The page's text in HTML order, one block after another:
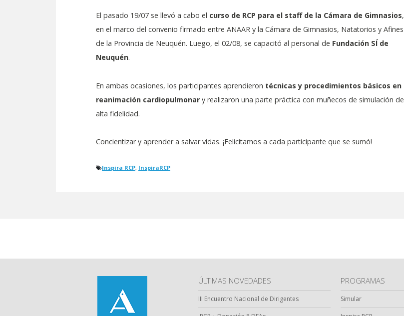
El pasado 19/07 se llevó a cabo el curso de RCP para el staff de la Cámara de Gimnasios,
en el marco del convenio firmado entre ANAAR y la Cámara de Gimnasios, Natatorios y Afines
de la Provincia de Neuquén. Luego, el 02/08, se capacitó al personal de Fundación SÍ de
Neuquén.
En ambas ocasiones, los participantes aprendieron técnicas y procedimientos básicos en
reanimación cardiopulmonar y realizaron una parte práctica con muñecos de simulación de
alta fidelidad.
Concientizar y aprender a salvar vidas. ¡Felicitamos a cada participante que se sumó!
Inspira RCP, InspiraRCP
ÚLTIMAS NOVEDADES
III Encuentro Nacional de Dirigentes
PROGRAMAS
Simular